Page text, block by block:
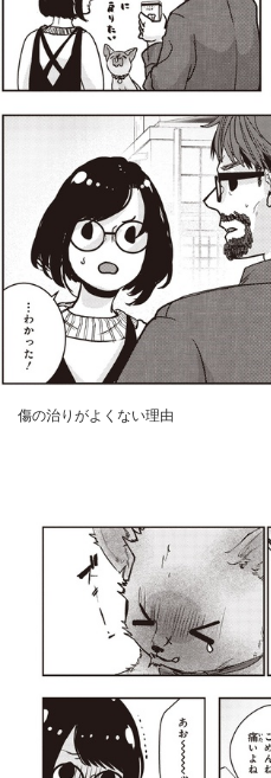
傷の治りがよくない理由